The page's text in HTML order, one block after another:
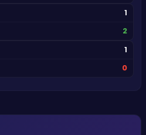
1
2
1
0